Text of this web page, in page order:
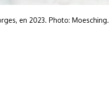
en 2023. Photo: Moesching.